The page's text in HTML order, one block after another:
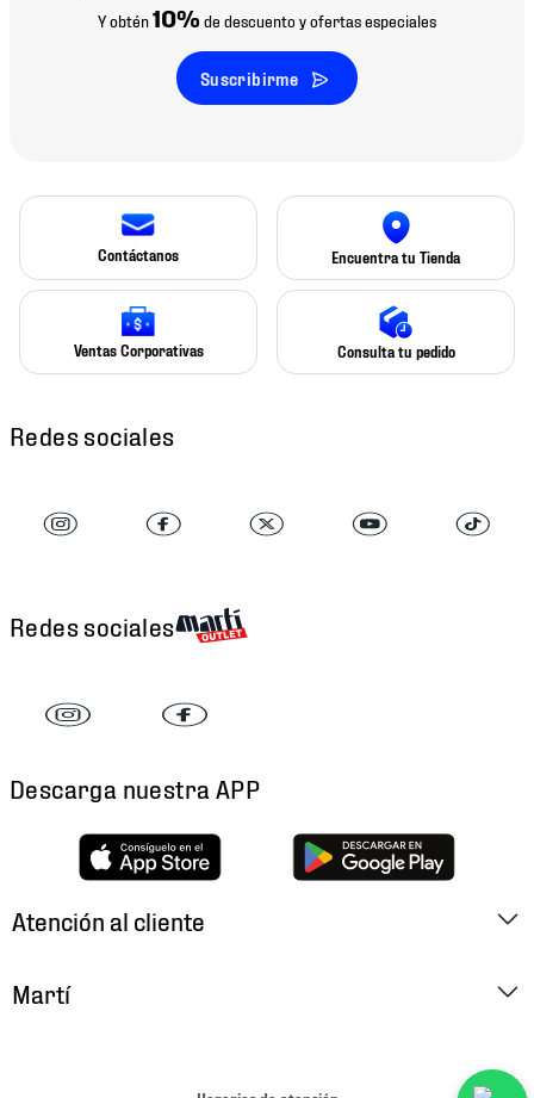
Y obtén10% de descuento y ofertas especiales
Suscribirme
Contáctanos Encuentra tu Tienda
Ventas Corporativas Consulta tu pedido
Redes sociales
Redes sociales
Descarga nuestra APP
Atención al cliente
Martí